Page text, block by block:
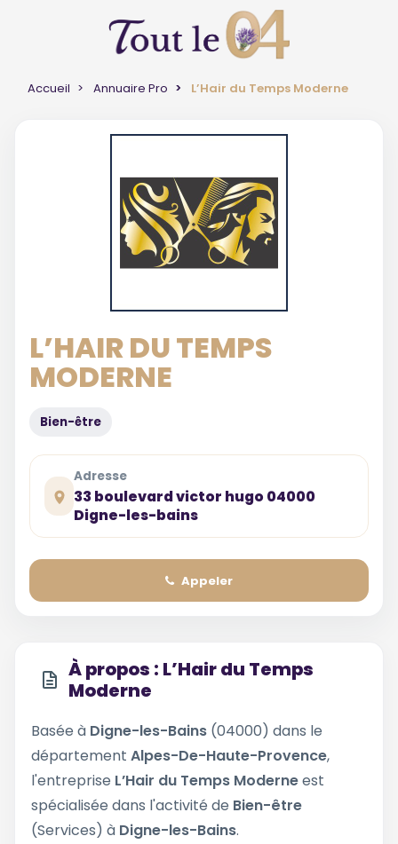
Accueil Annuaire Pro L’Hair du Temps Moderne
L’HAIR DU TEMPS
MODERNE
Bien-être
Adresse
33 boulevard victor hugo 04000
Digne-les-bains
Appeler
À propos : L’Hair du Temps
Moderne
Basée à Digne-les-Bains (04000) dans le
département Alpes-De-Haute-Provence,
l'entreprise L’Hair du Temps Moderneest
spécialisée dans l'activité de Bien-être
(Services) à Digne-les-Bains.